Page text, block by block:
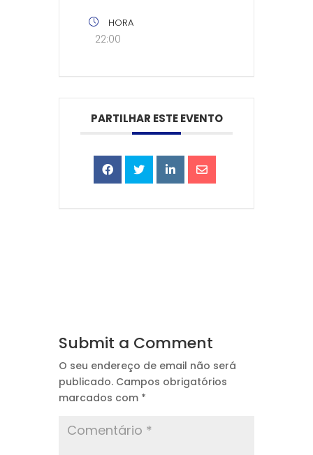
HORA
22:00
PARTILHAR ESTE EVENTO
Submit a Comment
O seu endereço de email não será
publicado. Campos obrigatórios
marcados com *